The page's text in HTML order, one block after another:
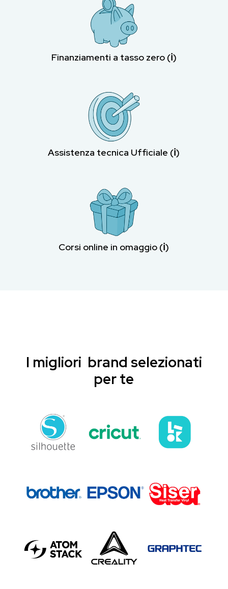
Finanziamenti a tasso zero (ℹ︎)
Assistenza tecnica Ufficiale (ℹ︎)
Corsi online in omaggio (ℹ︎)
I migliori brand selezionati
per te